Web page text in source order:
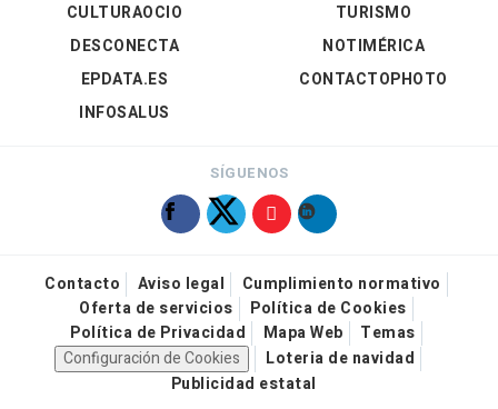
CULTURAOCIO
DESCONECTA
EPDATA.ES
INFOSALUS
TURISMO
NOTIMÉRICA
CONTACTOPHOTO
SÍGUENOS
Contacto Aviso legal
Cumplimiento normativo
Oferta de servicios
Política de Cookies
Política de Privacidad
Mapa Web
Temas
Configuración de Cookies
Loteria de navidad
Publicidad estatal